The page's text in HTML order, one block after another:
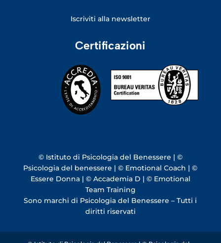
Iscriviti alla newsletter
Certificazioni
© Istituto di Psicologia del Benessere | ©
Psicologia del benessere | © Emotional Coach | ©
Essere Donna | © Accademia D | © Emotional
Team Training
Sono marchi di Psicologia del Benessere – Tutti i
diritti riservati